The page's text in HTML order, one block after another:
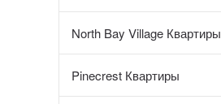
North Bay Village Квартиры
Pinecrest Квартиры